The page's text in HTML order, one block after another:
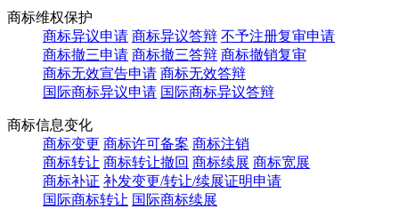
商标维权保护
商标异议申请 商标异议答辩 不予注册复审申请
商标撤三申请 商标撤三答辩 商标撤销复审
商标无效宣告申请 商标无效答辩
国际商标异议申请 国际商标异议答辩
商标信息变化
商标变更 商标许可备案 商标注销
商标转让 商标转让撤回 商标续展 商标宽展
商标补证 补发变更/转让/续展证明申请
国际商标转让 国际商标续展